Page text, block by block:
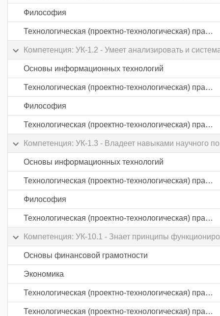
Философия
Технологическая (проектно-технологическая) практика
Компетенция: УК-1.2 - Умеет анализировать и
Основы информационных технологий
Технологическая (проектно-технологическая) практика
Философия
Технологическая (проектно-технологическая) практика
Компетенция: УК-1.3 - Владеет навыками научного
Основы информационных технологий
Технологическая (проектно-технологическая) практика
Философия
Технологическая (проектно-технологическая) практика
Компетенция: УК-10.1 - Знает принципы
Основы финансовой грамотности
Экономика
Технологическая (проектно-технологическая) практика
Технологическая (проектно-технологическая) практика